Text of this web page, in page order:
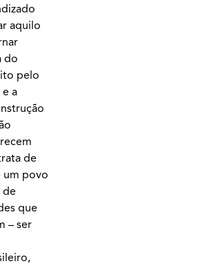
aquilo
do
pelo
a
de
um povo
de
que
– ser